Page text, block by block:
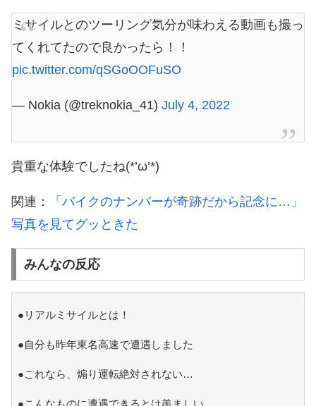
ミサイルとのツーリング気分が味わえる動画も撮っ
てくれてたので良かったら！！
pic.twitter.com/qSGoOOFuSO
— Nokia (@treknokia_41) July 4, 2022
貴重な体験でしたね(*’ω’*)
関連：
「バイクのナンバーが奇跡だから記念に…」
写真を見てグッときた
みんなの反応
●リアルミサイルとは！
●自分も昨年東名高速で遭遇しました
●これなら、煽り運転絶対されない…
●こんなものに遭遇できるとは羨ましい